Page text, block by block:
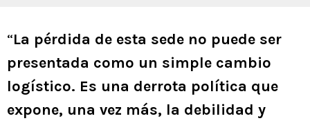
“La pérdida de esta sede no puede ser
presentada como un simple cambio
logístico. Es una derrota política que
expone, una vez más, la debilidad y